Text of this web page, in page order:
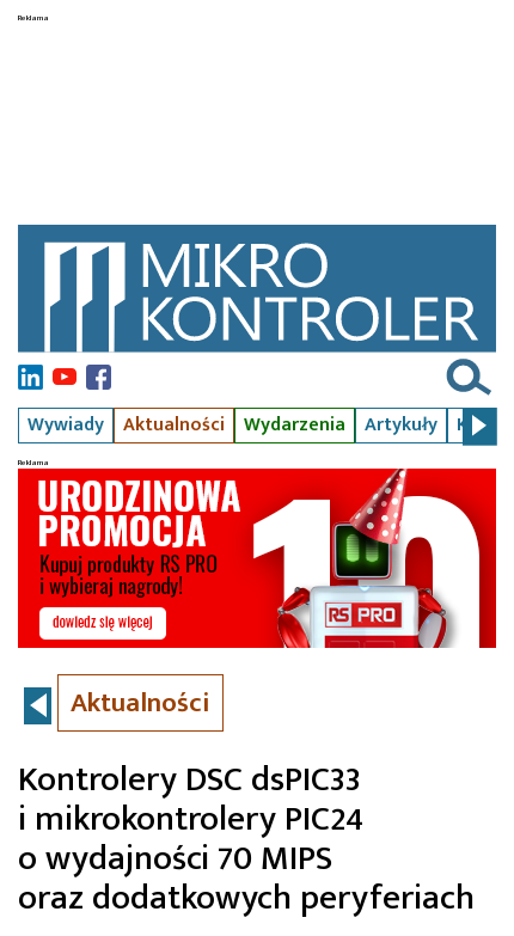
Wywiady Aktualności Wydarzenia Artykuły Kursy
Aktualności
Kontrolery DSC dsPIC33
i mikrokontrolery PIC24
o wydajności 70 MIPS
oraz dodatkowych peryferiach